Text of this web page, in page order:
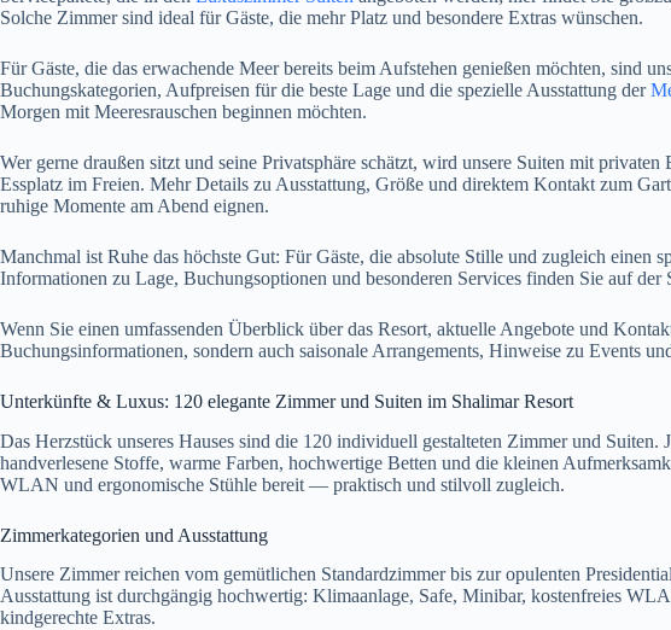
Solche Zimmer sind ideal für Gäste, die mehr Platz und besondere Extras wünschen.
Für Gäste, die das erwachende Meer bereits beim Aufstehen genießen möchten, sind
Buchungskategorien, Aufpreisen für die beste Lage und die spezielle Ausstattung der
Morgen mit Meeresrauschen beginnen möchten.
Wer gerne draußen sitzt und seine Privatsphäre schätzt, wird unsere Suiten mit
Essplatz im Freien. Mehr Details zu Ausstattung, Größe und direktem Kontakt zum
ruhige Momente am Abend eignen.
Manchmal ist Ruhe das höchste Gut: Für Gäste, die absolute Stille und zugleich
Informationen zu Lage, Buchungsoptionen und besonderen Services finden Sie auf der
Wenn Sie einen umfassenden Überblick über das Resort, aktuelle Angebote und
Buchungsinformationen, sondern auch saisonale Arrangements, Hinweise zu Events
Unterkünfte & Luxus: 120 elegante Zimmer und Suiten im Shalimar Resort
Das Herzstück unseres Hauses sind die 120 individuell gestalteten Zimmer und
handverlesene Stoffe, warme Farben, hochwertige Betten und die kleinen
WLAN und ergonomische Stühle bereit — praktisch und stilvoll zugleich.
Zimmerkategorien und Ausstattung
Unsere Zimmer reichen vom gemütlichen Standardzimmer bis zur opulenten
Ausstattung ist durchgängig hochwertig: Klimaanlage, Safe, Minibar, kostenfreies
kindgerechte Extras.